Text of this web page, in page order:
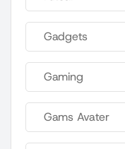
Gadgets
Gaming
Gams Avater